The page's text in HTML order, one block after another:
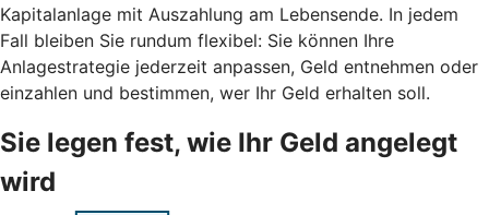
Kapitalanlage mit Auszahlung am Lebensende. In jedem
Fall bleiben Sie rundum flexibel: Sie können Ihre
Anlagestrategie jederzeit anpassen, Geld entnehmen oder
einzahlen und bestimmen, wer Ihr Geld erhalten soll.
Sie legen fest, wie Ihr Geld angelegt
wird